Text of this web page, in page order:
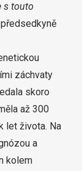
s touto
záchvaty
skoro
až 300
let života. Na
a
kolem